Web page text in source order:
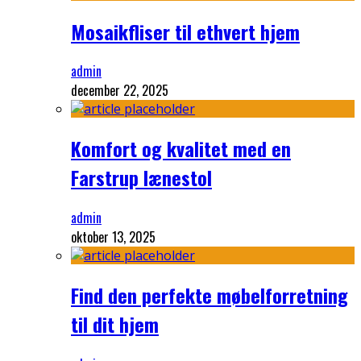
Mosaikfliser til ethvert hjem
admin
december 22, 2025
Komfort og kvalitet med en
Farstrup lænestol
admin
oktober 13, 2025
Find den perfekte møbelforretning
til dit hjem